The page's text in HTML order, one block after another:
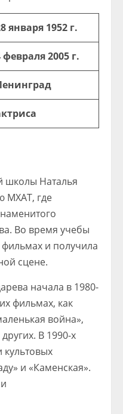
января 1952 г.
февраля 2005 г.
школы Наталья
МХАТ, где
Во время учебы
фильмах и получила
сцене.
начала в 1980-
фильмах, как
война»,
В 1990-х
культовых
и «Каменская».